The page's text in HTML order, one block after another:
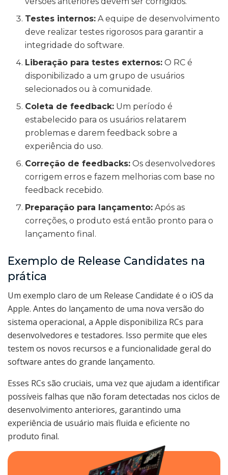
Testes internos: A equipe de desenvolvimento
deve realizar testes rigorosos para garantir a
integridade do software.
Liberação para testes externos: O RC é
disponibilizado a um grupo de usuários
selecionados ou à comunidade.
Coleta de feedback: Um período é
estabelecido para os usuários relatarem
problemas e darem feedback sobre a
experiência do uso.
Correção de feedbacks: Os desenvolvedores
corrigem erros e fazem melhorias com base no
feedback recebido.
Preparação para lançamento: Após as
correções, o produto está então pronto para o
lançamento final.
Exemplo de Release Candidates na
prática
Um exemplo claro de um Release Candidate é o iOS da
Apple. Antes do lançamento de uma nova versão do
sistema operacional, a Apple disponibiliza RCs para
desenvolvedores e testadores. Isso permite que eles
testem os novos recursos e a funcionalidade geral do
software antes do grande lançamento.
Esses RCs são cruciais, uma vez que ajudam a identificar
possíveis falhas que não foram detectadas nos ciclos de
desenvolvimento anteriores, garantindo uma
experiência de usuário mais fluida e eficiente no
produto final.